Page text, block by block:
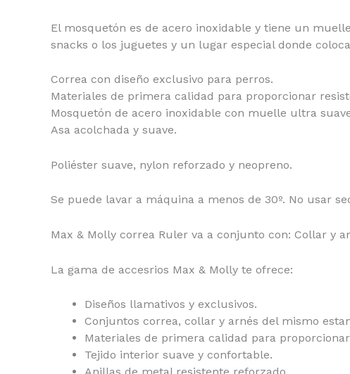
El mosquetón es de acero inoxidable y tiene un
snacks o los juguetes y un lugar especial donde
Correa con diseño exclusivo para perros.
Materiales de primera calidad para proporcionar
Mosquetón de acero inoxidable con muelle ultra
Asa acolchada y suave.
Poliéster suave, nylon reforzado y neopreno.
Se puede lavar a máquina a menos de 30º. No usar
Max & Molly correa Ruler va a conjunto con: Collar y
La gama de accesrios Max & Molly te ofrece:
Diseños llamativos y exclusivos.
Conjuntos correa, collar y arnés del mismo
Materiales de primera calidad para
Tejido interior suave y confortable.